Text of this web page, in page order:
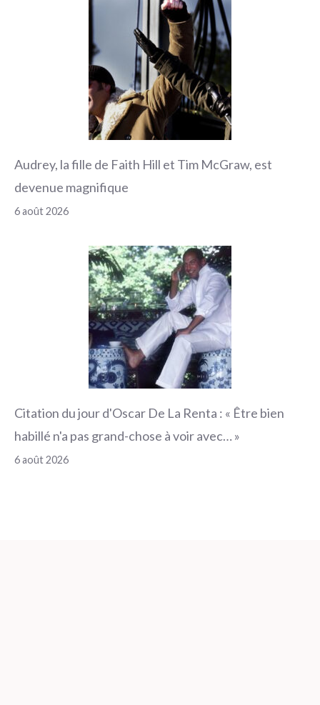
Audrey, la fille de Faith Hill et Tim McGraw, est
devenue magnifique
6 août 2026
Citation du jour d'Oscar De La Renta : « Être bien
habillé n'a pas grand-chose à voir avec… »
6 août 2026